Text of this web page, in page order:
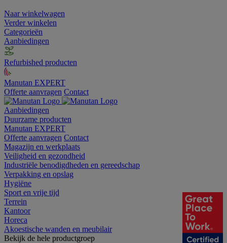
Naar winkelwagen
Verder winkelen
Categorieën
Aanbiedingen
Refurbished producten
Manutan EXPERT
Offerte aanvragen Contact
Aanbiedingen
Duurzame producten
Manutan EXPERT
Offerte aanvragen Contact
Magazijn en werkplaats
Veiligheid en gezondheid
Industriële benodigdheden en gereedschap
Verpakking en opslag
Hygiëne
Sport en vrije tijd
Terrein
Kantoor
Horeca
Akoestische wanden en meubilair
Bekijk de hele productgroep